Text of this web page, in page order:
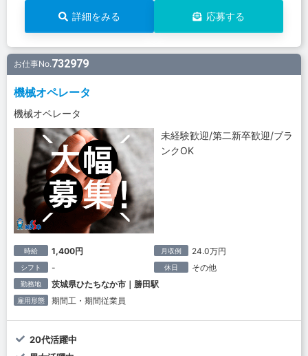
詳細をみる 応募する
お仕事No.732979
機械オペレータ
機械オペレータ
未経験歓迎/第二新卒歓迎/ブラ
ンクOK
時給 1,400円 月収例 24.0万円
シフト - 休日 その他
勤務地 茨城県ひたちなか市｜勝田駅
雇用形態 期間工・期間従業員
20代活躍中